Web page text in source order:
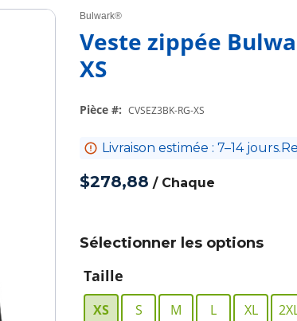
Bulwark®
Veste zippée
XS
Pièce #: CVSEZ3BK-RG-XS
Livraison estimée : 7–14
$278,88 / Chaque
Sélectionner les options
Taille
XS S M L XL